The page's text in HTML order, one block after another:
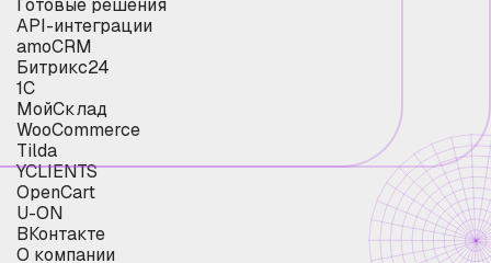
Готовые решения
API-интеграции
amoCRM
Битрикс24
1С
МойСклад
WooCommerce
Tilda
YCLIENTS
OpenCart
U-ON
ВКонтакте
О компании